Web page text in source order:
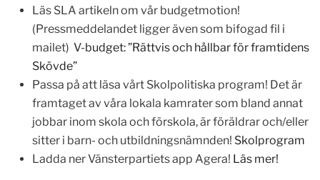
Läs SLA artikeln om vår budgetmotion!
(Pressmeddelandet ligger även som bifogad fil i
mailet) V-budget: ”Rättvis och hållbar för framtidens
Skövde”
Passa på att läsa vårt Skolpolitiska program! Det är
framtaget av våra lokala kamrater som bland annat
jobbar inom skola och förskola, är föräldrar och/eller
sitter i barn- och utbildningsnämnden! Skolprogram
Ladda ner Vänsterpartiets app Agera! Läs mer!